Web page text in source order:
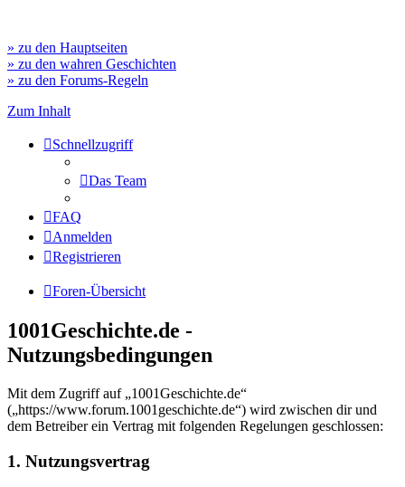
» zu den Hauptseiten
» zu den wahren Geschichten
» zu den Forums-Regeln
Zum Inhalt
Schnellzugriff
Das Team
FAQ
Anmelden
Registrieren
Foren-Übersicht
1001Geschichte.de -
Nutzungsbedingungen
Mit dem Zugriff auf „1001Geschichte.de“
(„https://www.forum.1001geschichte.de“) wird zwischen dir und
dem Betreiber ein Vertrag mit folgenden Regelungen geschlossen:
1. Nutzungsvertrag